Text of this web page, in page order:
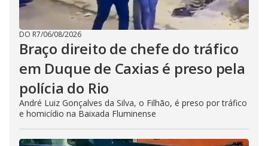
DO R7/06/08/2026
Braço direito de chefe do tráfico
em Duque de Caxias é preso pela
polícia do Rio
André Luiz Gonçalves da Silva, o Filhão, é preso por tráfico
e homicídio na Baixada Fluminense